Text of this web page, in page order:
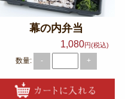
幕の内弁当
1,080円(税込)
数量: - +